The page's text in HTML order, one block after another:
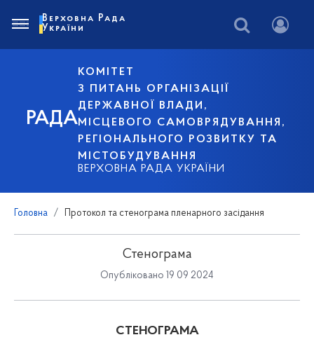
РАДА
КОМІТЕТ
З ПИТАНЬ ОРГАНІЗАЦІЇ
ДЕРЖАВНОЇ ВЛАДИ,
МІСЦЕВОГО САМОВРЯДУВАННЯ,
РЕГІОНАЛЬНОГО РОЗВИТКУ ТА
МІСТОБУДУВАННЯ
ВЕРХОВНА РАДА УКРАЇНИ
Верховна Рада
України
Головна Протокол та стенограма пленарного засідання
Стенограма
Опубліковано 19 09 2024
СТЕНОГРАМА